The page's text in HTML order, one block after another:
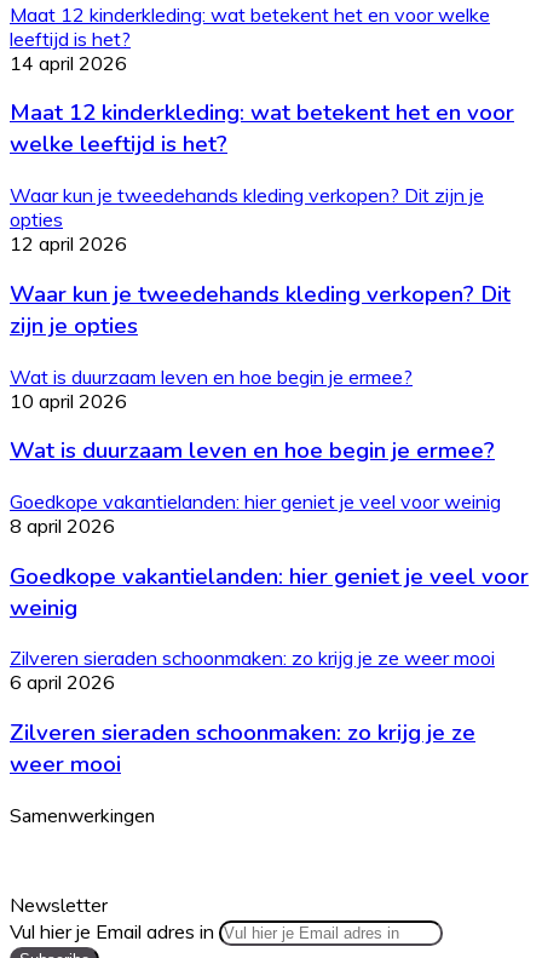
Maat 12 kinderkleding: wat betekent het en voor welke
leeftijd is het?
14 april 2026
Maat 12 kinderkleding: wat betekent het en voor
welke leeftijd is het?
Waar kun je tweedehands kleding verkopen? Dit zijn je
opties
12 april 2026
Waar kun je tweedehands kleding verkopen? Dit
zijn je opties
Wat is duurzaam leven en hoe begin je ermee?
10 april 2026
Wat is duurzaam leven en hoe begin je ermee?
Goedkope vakantielanden: hier geniet je veel voor weinig
8 april 2026
Goedkope vakantielanden: hier geniet je veel voor
weinig
Zilveren sieraden schoonmaken: zo krijg je ze weer mooi
6 april 2026
Zilveren sieraden schoonmaken: zo krijg je ze
weer mooi
Samenwerkingen
Newsletter
Vul hier je Email adres in